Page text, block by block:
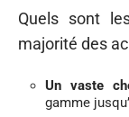
Quels sont
majorité des
Un vaste
gamme